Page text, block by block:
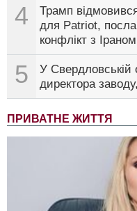
4
Трамп
для Patriot,
конфлікт з
5
У Свердловській
директора
ПРИВАТНЕ ЖИТТЯ